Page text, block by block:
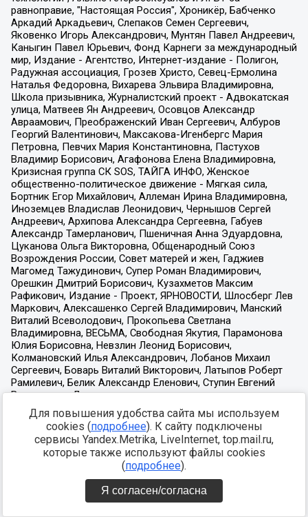
Для повышения удобства сайта мы используем
cookies (подробнее). К сайту подключены
сервисы Yandex.Metrika, LiveInternet, top.mail.ru,
которые также используют файлы cookies
(подробнее).
Я согласен/согласна